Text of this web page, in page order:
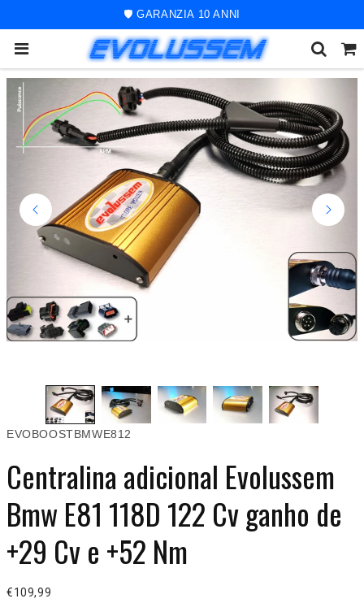
🚀 ORDINE SPEDITO ENTRO 48 ORE
EVOBOOSTBMWE812
Centralina adicional Evolussem
Bmw E81 118D 122 Cv ganho de
+29 Cv e +52 Nm
€109,99